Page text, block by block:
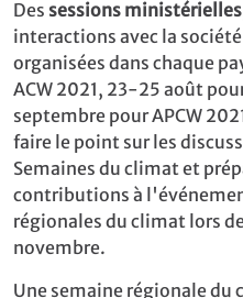
Des sessions ministérielles
interactions avec la
organisées dans chaque
ACW 2021, 23-25 août
septembre pour APCW
faire le point sur les
Semaines du climat et
contributions à
régionales du climat lors
novembre.
Une semaine régionale